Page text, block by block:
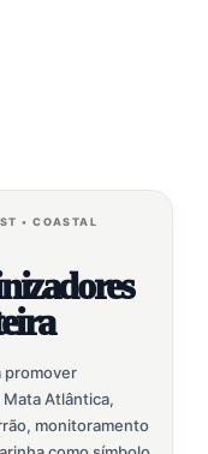
• COASTAL
promover
Atlântica,
monitoramento